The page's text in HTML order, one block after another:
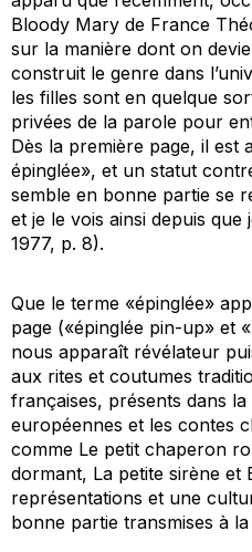
Bloody Mary de France
sur la manière dont on
construit le genre dans
les filles sont en quelque
privées de la parole pour
Dès la première page, il est
épinglée», et un statut
semble en bonne partie se
et je le vois ainsi depuis
1977, p. 8).
Que le terme «épinglée»
page («épinglée pin-up» et
nous apparaît révélateur
aux rites et coutumes
françaises, présents dans
européennes et les contes
comme Le petit chaperon
dormant, La petite sirène et
représentations et une
bonne partie transmises à